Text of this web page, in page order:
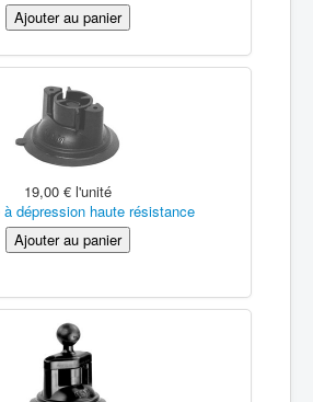
19,00 € l'unité
à dépression haute résistance